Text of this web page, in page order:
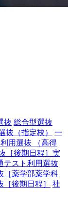
抜 総合型選抜
抜（指定校）
一
用選抜 （高得
［後期日程］実
テスト利用選抜
［薬学部薬学科
後期日程］
社